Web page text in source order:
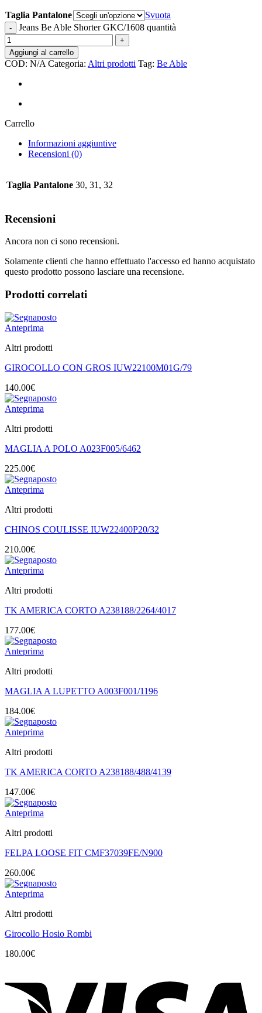
Taglia Pantalone
Svuota
Jeans Be Able Shorter GKC/1608 quantità
Aggiungi al carrello
COD: N/A Categoria: Altri prodotti Tag: Be Able
Carrello
Informazioni aggiuntive
Recensioni (0)
Taglia Pantalone 30, 31, 32
Recensioni
Ancora non ci sono recensioni.
Solamente clienti che hanno effettuato l'accesso ed hanno acquistato
questo prodotto possono lasciare una recensione.
Prodotti correlati
Anteprima
Altri prodotti
GIROCOLLO CON GROS IUW22100M01G/79
140.00€
Anteprima
Altri prodotti
MAGLIA A POLO A023F005/6462
225.00€
Anteprima
Altri prodotti
CHINOS COULISSE IUW22400P20/32
210.00€
Anteprima
Altri prodotti
TK AMERICA CORTO A238188/2264/4017
177.00€
Anteprima
Altri prodotti
MAGLIA A LUPETTO A003F001/1196
184.00€
Anteprima
Altri prodotti
TK AMERICA CORTO A238188/488/4139
147.00€
Anteprima
Altri prodotti
FELPA LOOSE FIT CMF37039FE/N900
260.00€
Anteprima
Altri prodotti
Girocollo Hosio Rombi
180.00€